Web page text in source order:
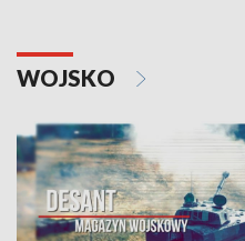
WOJSKO